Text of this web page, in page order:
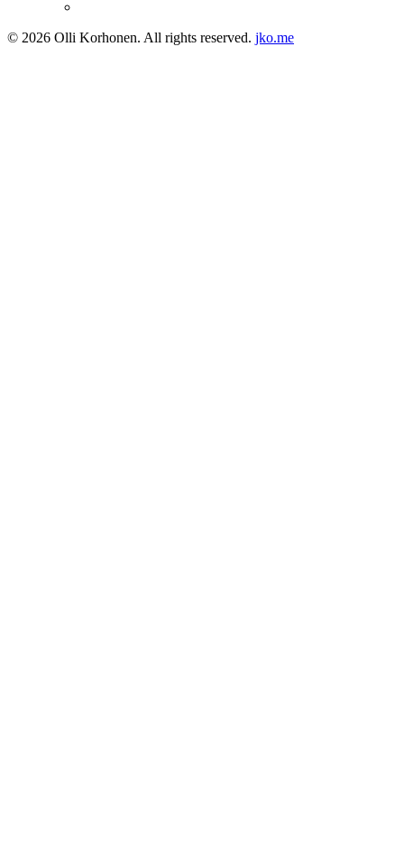
© 2026 Olli Korhonen. All rights reserved. jko.me